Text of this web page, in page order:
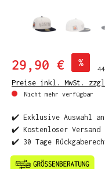
29,90 € %
Preise inkl. MwSt.
Nicht mehr verfügbar
✔️ Exklusive Auswahl an
✔️ Kostenloser Versand
✔️ 30 Tage